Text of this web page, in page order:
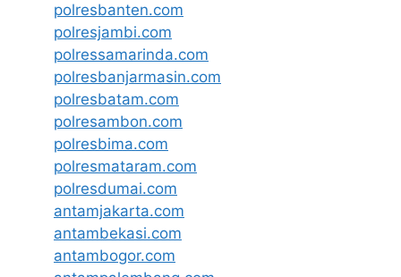
polresbanten.com
polresjambi.com
polressamarinda.com
polresbanjarmasin.com
polresbatam.com
polresambon.com
polresbima.com
polresmataram.com
polresdumai.com
antamjakarta.com
antambekasi.com
antambogor.com